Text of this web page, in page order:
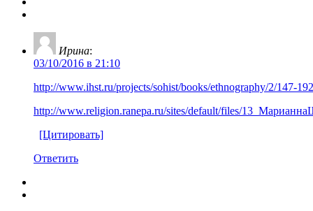
Ирина:
03/10/2016 в 21:10
http://www.ihst.ru/projects/sohist/books/ethnography/2/147-
http://www.religion.ranepa.ru/sites/default/files/
[Цитировать]
Ответить